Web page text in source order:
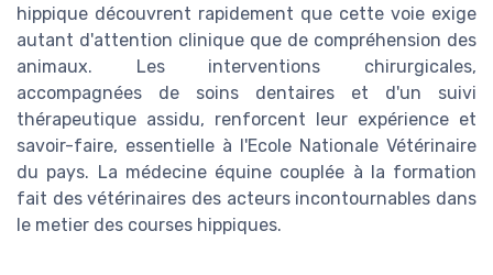
hippique découvrent rapidement que cette voie exige
autant d'attention clinique que de compréhension des
animaux. Les interventions chirurgicales,
accompagnées de soins dentaires et d'un suivi
thérapeutique assidu, renforcent leur expérience et
savoir-faire, essentielle à l'Ecole Nationale Vétérinaire
du pays. La médecine équine couplée à la formation
fait des vétérinaires des acteurs incontournables dans
le metier des courses hippiques.